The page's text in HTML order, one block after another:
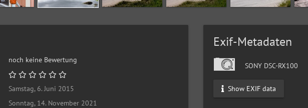
noch keine Bewertung
Samstag, 6. Juni 2015
Sonntag, 14. November 2021
Exif-Metadaten
SONY DSC-RX100
Show EXIF data